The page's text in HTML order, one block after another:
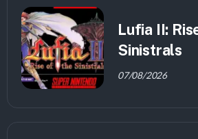
Lufia II:
Sinistrals
07/08/2026